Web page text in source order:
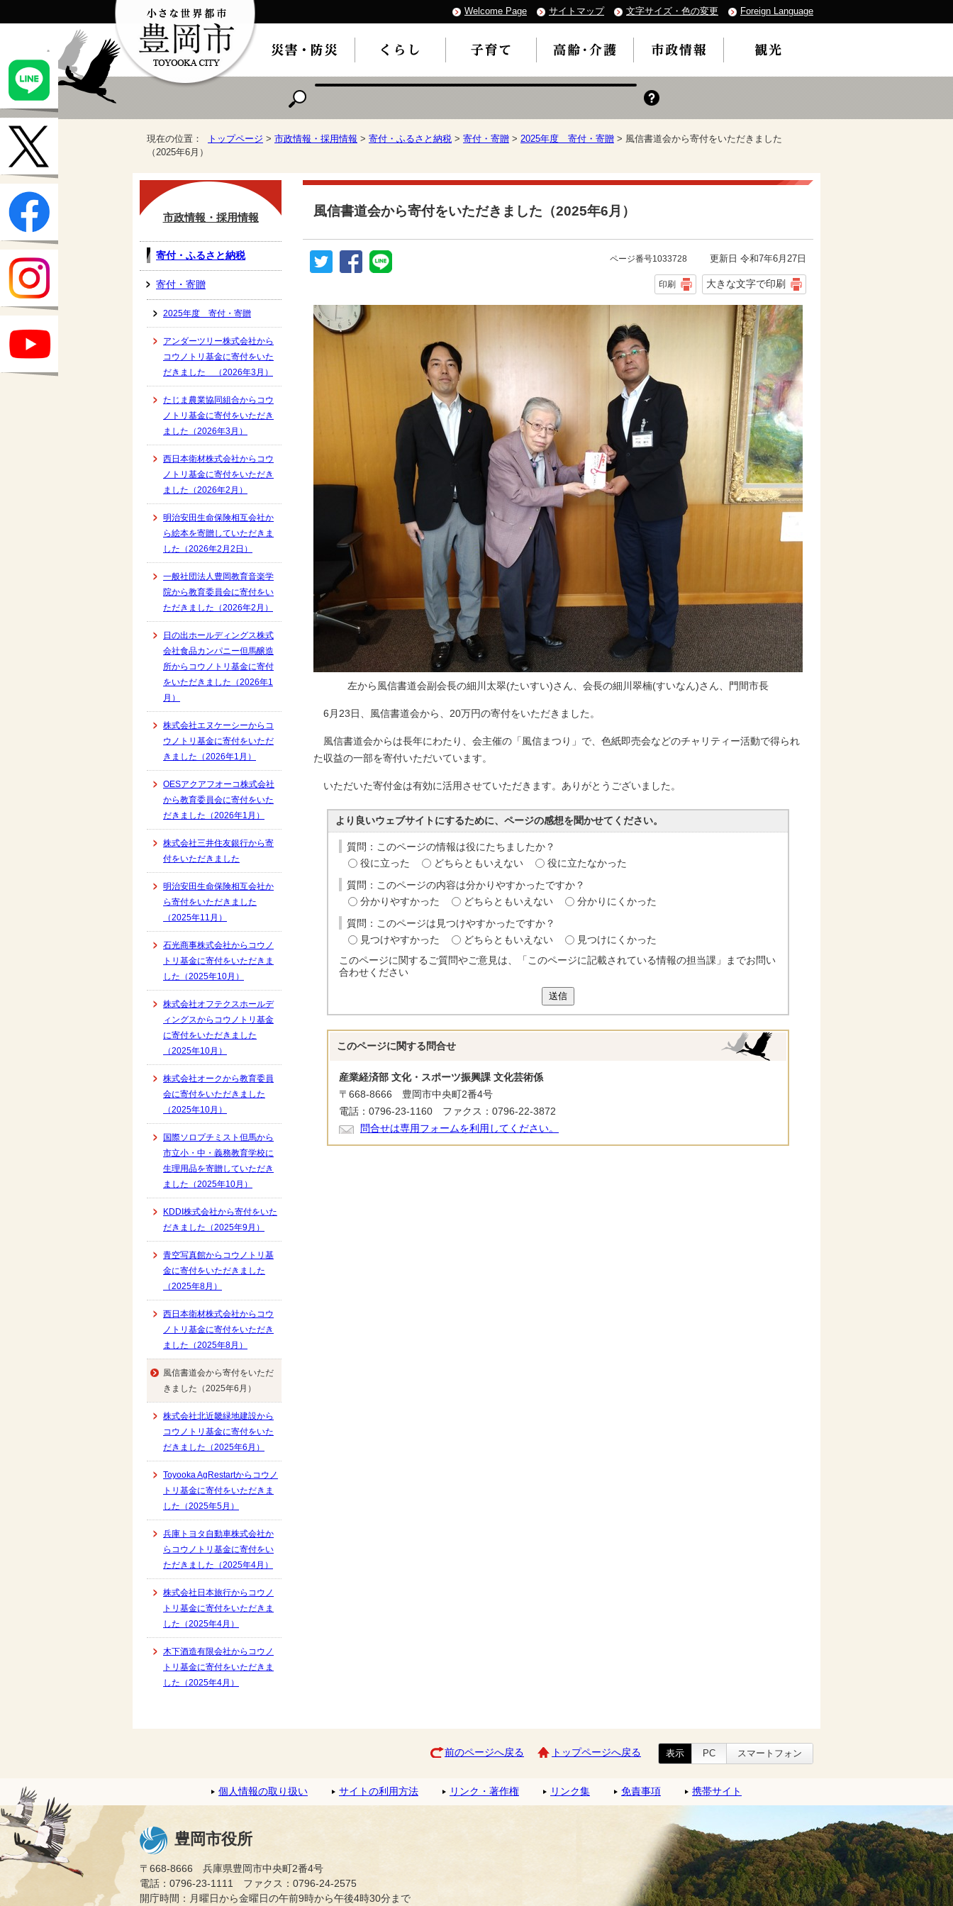
Welcome Page サイトマップ 文字サイズ・色の変更 Foreign Language
現在の位置： トップページ > 市政情報・採用情報 > 寄付・ふるさと納税 > 寄付・寄贈 > 2025年度 寄付・寄贈 > 風信書道会から寄付をいただきました
（2025年6月）
風信書道会から寄付をいただきました（2025年6月）
ページ番号1033728 更新日 令和7年6月27日
印刷 大きな文字で印刷
左から風信書道会副会長の細川太翠(たいすい)さん、会長の細川翠楠(すいなん)さん、門間市長
6月23日、風信書道会から、20万円の寄付をいただきました。
風信書道会からは長年にわたり、会主催の「風信まつり」で、色紙即売会などのチャリティー活動で得られ
た収益の一部を寄付いただいています。
いただいた寄付金は有効に活用させていただきます。ありがとうございました。
より良いウェブサイトにするために、ページの感想を聞かせてください。
質問：このページの情報は役にたちましたか？
役に立った
どちらともいえない 役に立たなかった
質問：このページの内容は分かりやすかったですか？
分かりやすかった
どちらともいえない 分かりにくかった
質問：このページは見つけやすかったですか？
見つけやすかった
どちらともいえない
見つけにくかった
このページに関するご質問やご意見は、「このページに記載されている情報の担当課」までお問い
合わせください
送信
このページに関する 問合せ
産業経済部 文化・スポーツ振興課 文化芸術係
〒668-8666 豊岡市中央町2番4号
電話：0796-23-1160 ファクス：0796-22-3872
問合せは専用フォームを利用してください。
市政情報・採用情報
寄付・ふるさと納税
寄付・寄贈
2025年度 寄付・寄贈
アンダーツリー株式会社から
コウノトリ基金に寄付をいた
だきました （2026年3月）
たじま農業協同組合からコウ
ノトリ基金に寄付をいただき
ました（2026年3月）
西日本衛材株式会社からコウ
ノトリ基金に寄付をいただき
ました（2026年2月）
明治安田生命保険相互会社か
ら絵本を寄贈していただきま
した（2026年2月2日）
一般社団法人豊岡教育音楽学
院から教育委員会に寄付をい
ただきました（2026年2月）
日の出ホールディングス株式
会社食品カンパニー但馬醸造
所からコウノトリ基金に寄付
をいただきました（2026年1
月）
株式会社エヌケーシーからコ
ウノトリ基金に寄付をいただ
きました（2026年1月）
OESアクアフオーコ株式会社
から教育委員会に寄付をいた
だきました（2026年1月）
株式会社三井住友銀行から寄
付をいただきました
明治安田生命保険相互会社か
ら寄付をいただきました
（2025年11月）
石光商事株式会社からコウノ
トリ基金に寄付をいただきま
した（2025年10月）
株式会社オフテクスホールデ
ィングスからコウノトリ基金
に寄付をいただきました
（2025年10月）
株式会社オークから教育委員
会に寄付をいただきました
（2025年10月）
国際ソロプチミスト但馬から
市立小・中・義務教育学校に
生理用品を寄贈していただき
ました（2025年10月）
KDDI株式会社から寄付をいた
だきました（2025年9月）
青空写真館からコウノトリ基
金に寄付をいただきました
（2025年8月）
西日本衛材株式会社からコウ
ノトリ基金に寄付をいただき
ました（2025年8月）
風信書道会から寄付をいただ
きました（2025年6月）
株式会社北近畿緑地建設から
コウノトリ基金に寄付をいた
だきました（2025年6月）
Toyooka AgRestartからコウノ
トリ基金に寄付をいただきま
した（2025年5月）
兵庫トヨタ自動車株式会社か
らコウノトリ基金に寄付をい
ただきました（2025年4月）
株式会社日本旅行からコウノ
トリ基金に寄付をいただきま
した（2025年4月）
木下酒造有限会社からコウノ
トリ基金に寄付をいただきま
した（2025年4月）
前のページへ戻る トップページへ戻る 表示 PC スマートフォン
個人情報の取り扱い サイトの利用方法 リンク・著作権 リンク集 免責事項 携帯サイト
豊岡市役所
〒668-8666 兵庫県豊岡市中央町2番4号
電話：0796-23-1111 ファクス：0796-24-2575
開庁時間：月曜日から金曜日の午前9時から午後4時30分まで